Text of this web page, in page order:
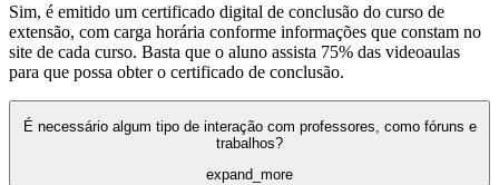
Sim, é emitido um certificado digital de conclusão do curso de
extensão, com carga horária conforme informações que constam no
site de cada curso. Basta que o aluno assista 75% das videoaulas
para que possa obter o certificado de conclusão.
É necessário algum tipo de interação com professores, como fóruns e
trabalhos?
expand_more